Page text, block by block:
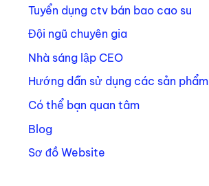
Tuyển dụng ctv bán bao cao su
Đội ngũ chuyên gia
Nhà sáng lập CEO
Hướng dẫn sử dụng các sản phẩm
Có thể bạn quan tâm
Blog
Sơ đồ Website